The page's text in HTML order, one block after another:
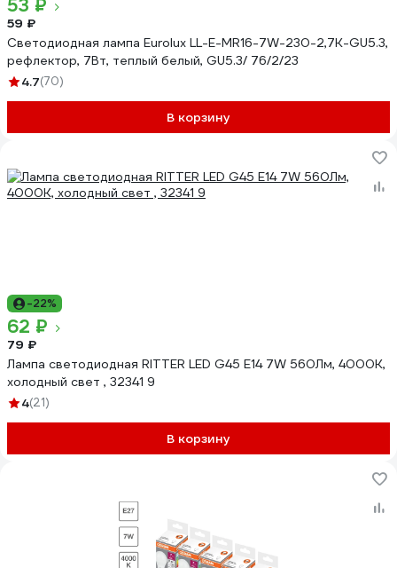
53 ₽
59 ₽
Светодиодная лампа Eurolux LL-E-MR16-7W-230-2,7K-GU5.3,
рефлектор, 7Вт, теплый белый, GU5.3/ 76/2/23
4.7(70)
В корзину
-22%
62 ₽
79 ₽
Лампа светодиодная RITTER LED G45 Е14 7W 560Лм, 4000K,
холодный свет , 32341 9
4(21)
В корзину